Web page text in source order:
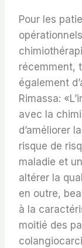
Pour les
récemment,
également
Rimassa:
avec la
d’améliorer
risque de
maladie et
altérer la
en outre,
à la
moitié des